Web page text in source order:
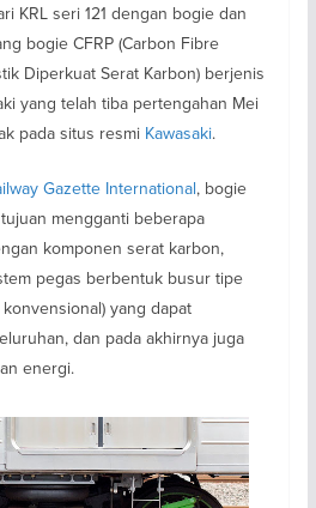
KRL seri 121 dengan bogie dan
bogie CFRP (Carbon Fibre
Diperkuat Serat Karbon) berjenis
yang telah tiba pertengahan Mei
pada situs resmi Kawasaki.
Gazette International, bogie
mengganti beberapa
komponen serat karbon,
pegas berbentuk busur tipe
yang dapat
dan pada akhirnya juga
energi.